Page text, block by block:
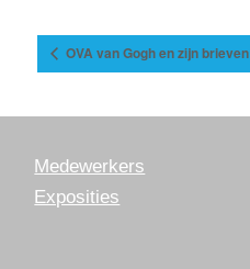
OVA van Gogh en zijn brieven
Medewerkers
Exposities